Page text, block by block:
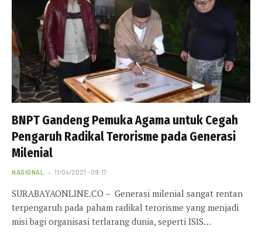
BNPT Gandeng Pemuka Agama untuk Cegah
Pengaruh Radikal Terorisme pada Generasi
Milenial
NASIONAL 11/04/2021 - 09:17
SURABAYAONLINE.CO – Generasi milenial sangat rentan
terpengaruh pada paham radikal terorisme yang menjadi
misi bagi organisasi terlarang dunia, seperti ISIS…